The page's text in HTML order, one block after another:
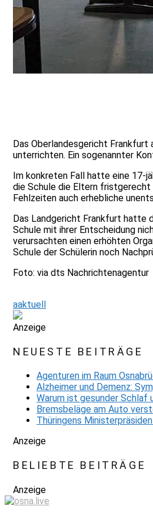
Das Oberlandesgericht
unterrichten. Ein sogenannter
Im konkreten Fall hatte eine 17-
die Schule die Eltern fristgerecht
Fehlzeiten auch erhebliche
Das Landgericht Frankfurt hatte
Schule mit ihrer Entscheidung
verursachten einen erhöhten
Schule der Schülerin noch
Foto: via dts Nachrichtenagentur
aaktuell
Anzeige
NEUESTE BEITRÄGE
Agenturen im Raum
Alzheimer und Demenz:
Warum ist gesunder Schlaf
Bremsbeläge am Auto
Thüringens
Anzeige
BELIEBTE BEITRÄGE
Anzeige